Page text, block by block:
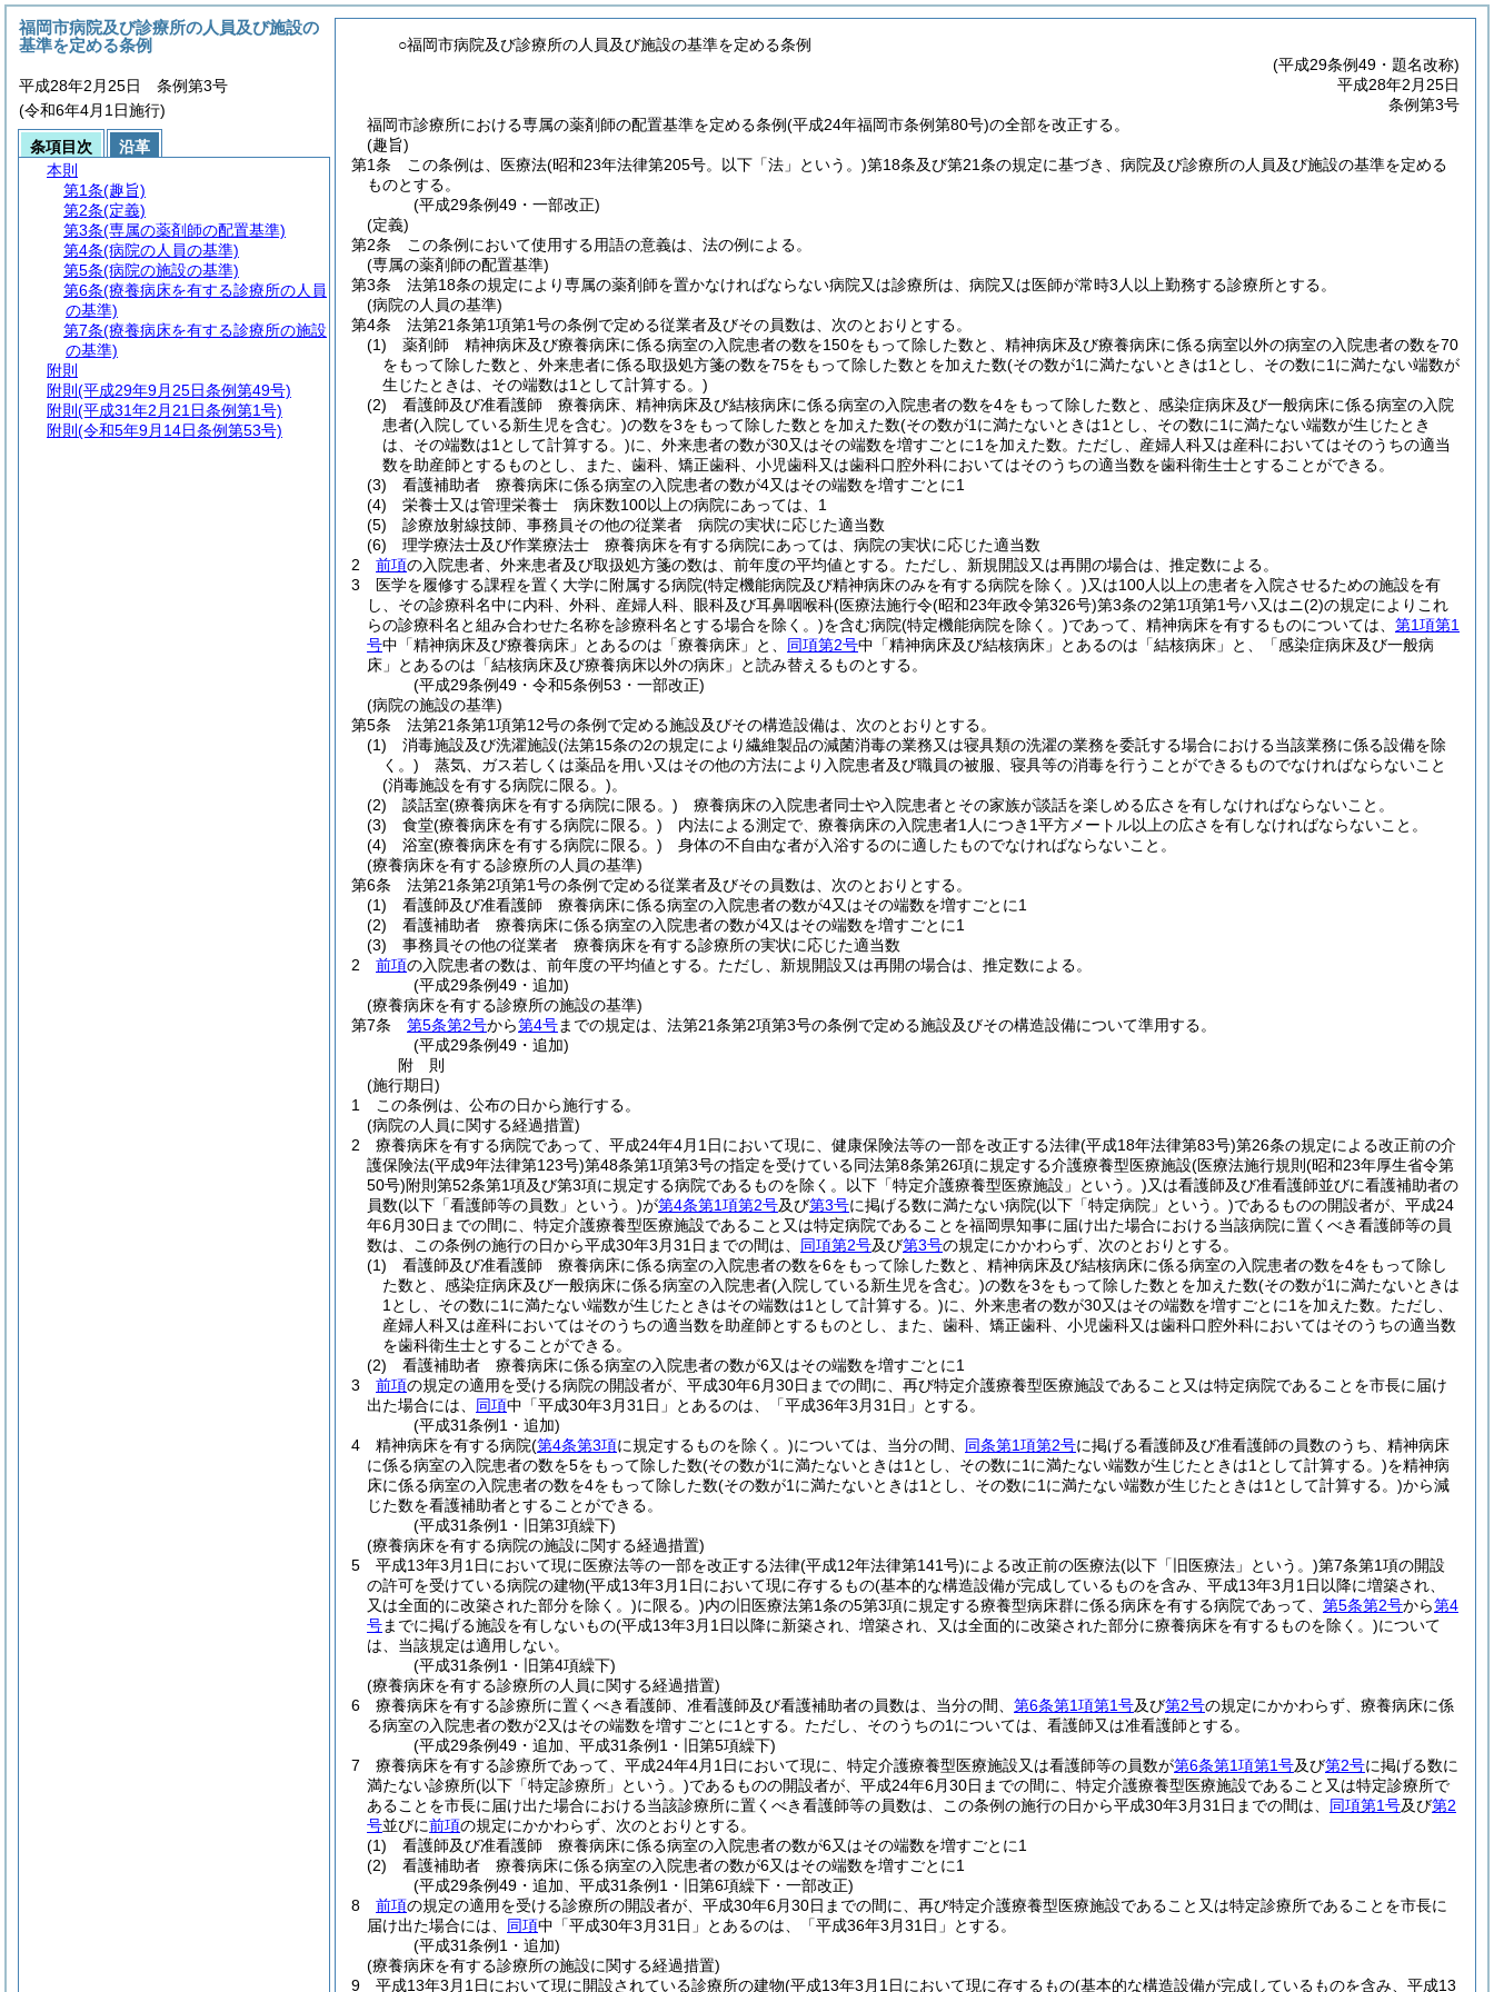
○福岡市病院及び診療所の人員及び施設の基準を定める条例
(平成29条例49・題名改称)
平成28年2月25日
条例第3号
福岡市診療所における専属の薬剤師の配置基準を定める条例(平成24年福岡市条例第80号)の全部を改正する。
(趣旨)
第1条
この条例は、医療法(昭和23年法律第205号。以下「法」という。)第18条及び第21条の規定に基づき、病院及び診療所の人員及び施設の基準を定める
ものとする。
(平成29条例49・一部改正)
(定義)
第2条
この条例において使用する用語の意義は、法の例による。
(専属の薬剤師の配置基準)
第3条
法第18条の規定により専属の薬剤師を置かなければならない病院又は診療所は、病院又は医師が常時3人以上勤務する診療所とする。
(病院の人員の基準)
第4条
法第21条第1項第1号の条例で定める従業者及びその員数は、次のとおりとする。
(1)
薬剤師 精神病床及び療養病床に係る病室の入院患者の数を150をもって除した数と、精神病床及び療養病床に係る病室以外の病室の入院患者の数を70
をもって除した数と、外来患者に係る取扱処方箋の数を75をもって除した数とを加えた数(その数が1に満たないときは1とし、その数に1に満たない端数が
生じたときは、その端数は1として計算する。)
(2)
看護師及び准看護師 療養病床、精神病床及び結核病床に係る病室の入院患者の数を4をもって除した数と、感染症病床及び一般病床に係る病室の入院
患者(入院している新生児を含む。)の数を3をもって除した数とを加えた数(その数が1に満たないときは1とし、その数に1に満たない端数が生じたとき
は、その端数は1として計算する。)に、外来患者の数が30又はその端数を増すごとに1を加えた数。 ただし、産婦人科又は産科においてはそのうちの適当
数を助産師とするものとし、また、歯科、矯正歯科、小児歯科又は歯科口腔外科においてはそのうちの適当数を歯科衛生士とすることができる。
(3)
看護補助者 療養病床に係る病室の入院患者の数が4又はその端数を増すごとに1
(4)
栄養士又は管理栄養士 病床数100以上の病院にあっては、1
(5)
診療放射線技師、事務員その他の従業者 病院の実状に応じた適当数
(6)
理学療法士及び作業療法士 療養病床を有する病院にあっては、病院の実状に応じた適当数
2
前項の入院患者、外来患者及び取扱処方箋の数は、前年度の平均値とする。 ただし、新規開設又は再開の場合は、推定数による。
3
医学を履修する課程を置く大学に附属する病院(特定機能病院及び精神病床のみを有する病院を除く。)又は100人以上の患者を入院させるための施設を有
し、その診療科名中に内科、外科、産婦人科、眼科及び耳鼻咽喉科(医療法施行令(昭和23年政令第326号)第3条の2第1項第1号ハ又はニ(2)の規定によりこれ
らの診療科名と組み合わせた名称を診療科名とする場合を除く。)を含む病院(特定機能病院を除く。)であって、精神病床を有するものについては、 第1項第1
号中「精神病床及び療養病床」とあるのは「療養病床」と、 同項第2号中「精神病床及び結核病床」とあるのは「結核病床」と、「感染症病床及び一般病
床」とあるのは「結核病床及び療養病床以外の病床」と読み替えるものとする。
(平成29条例49・令和5条例53・一部改正)
(病院の施設の基準)
第5条
法第21条第1項第12号の条例で定める施設及びその構造設備は、次のとおりとする。
(1)
消毒施設及び洗濯施設(法第15条の2の規定により繊維製品の減菌消毒の業務又は寝具類の洗濯の業務を委託する場合における当該業務に係る設備を除
く。) 蒸気、ガス若しくは薬品を用い又はその他の方法により入院患者及び職員の被服、寝具等の消毒を行うことができるものでなければならないこと
(消毒施設を有する病院に限る。)。
(2)
談話室(療養病床を有する病院に限る。) 療養病床の入院患者同士や入院患者とその家族が談話を楽しめる広さを有しなければならないこと。
(3)
食堂(療養病床を有する病院に限る。) 内法による測定で、療養病床の入院患者1人につき1平方メートル以上の広さを有しなければならないこと。
(4)
浴室(療養病床を有する病院に限る。) 身体の不自由な者が入浴するのに適したものでなければならないこと。
(療養病床を有する診療所の人員の基準)
第6条
法第21条第2項第1号の条例で定める従業者及びその員数は、次のとおりとする。
(1)
看護師及び准看護師 療養病床に係る病室の入院患者の数が4又はその端数を増すごとに1
(2)
看護補助者 療養病床に係る病室の入院患者の数が4又はその端数を増すごとに1
(3)
事務員その他の従業者 療養病床を有する診療所の実状に応じた適当数
2
前項の入院患者の数は、前年度の平均値とする。 ただし、新規開設又は再開の場合は、推定数による。
(平成29条例49・追加)
(療養病床を有する診療所の施設の基準)
第7条
第5条第2号から第4号までの規定は、法第21条第2項第3号の条例で定める施設及びその構造設備について準用する。
(平成29条例49・追加)
附 則
(施行期日)
1
この条例は、公布の日から施行する。
(病院の人員に関する経過措置)
2
療養病床を有する病院であって、平成24年4月1日において現に、健康保険法等の一部を改正する法律(平成18年法律第83号)第26条の規定による改正前の介
護保険法(平成9年法律第123号)第48条第1項第3号の指定を受けている同法第8条第26項に規定する介護療養型医療施設(医療法施行規則 (昭和23年厚生省令第
50号)附則第52条第1項及び第3項に規定する病院であるものを除く。以下「特定介護療養型医療施設」という。)又は看護師及び准看護師並びに看護補助者の
員数(以下「看護師等の員数」という。)が第4条第1項第2号及び第3号に掲げる数に満たない病院(以下「特定病院」という。)であるものの開設者が、平成24
年6月30日までの間に、特定介護療養型医療施設であること又は特定病院であることを福岡県知事に届け出た場合における当該病院に置くべき看護師等の員
数は、この条例の施行の日から平成30年3月31日までの間は、 同項第2号及び第3号の規定にかかわらず、次のとおりとする。
(1)
看護師及び准看護師 療養病床に係る病室の入院患者の数を6をもって除した数と、精神病床及び結核病床に係る病室の入院患者の数を4をもって除し
た数と、感染症病床及び一般病床に係る病室の入院患者(入院している新生児を含む。)の数を3をもって除した数とを加えた数(その数が1に満たないときは
1とし、その数に1に満たない端数が生じたときはその端数は1として計算する。)に、外来患者の数が30又はその端数を増すごとに1を加えた数。 ただし、
産婦人科又は産科においてはそのうちの適当数を助産師とするものとし、また、歯科、矯正歯科、小児歯科又は歯科口腔外科においてはそのうちの適当数
を歯科衛生士とすることができる。
(2)
看護補助者 療養病床に係る病室の入院患者の数が6又はその端数を増すごとに1
3
前項の規定の適用を受ける病院の開設者が、平成30年6月30日までの間に、再び特定介護療養型医療施設であること又は特定病院であることを市長に届け
出た場合には、 同項中「平成30年3月31日」とあるのは、「平成36年3月31日」とする。
(平成31条例1・追加)
4
精神病床を有する病院(第4条第3項に規定するものを除く。)については、当分の間、 同条第1項第2号に掲げる看護師及び准看護師の員数のうち、精神病床
に係る病室の入院患者の数を5をもって除した数(その数が1に満たないときは1とし、その数に1に満たない端数が生じたときは1として計算する。)を精神病
床に係る病室の入院患者の数を4をもって除した数(その数が1に満たないときは1とし、その数に1に満たない端数が生じたときは1として計算する。)から減
じた数を看護補助者とすることができる。
(平成31条例1・旧第3項繰下)
(療養病床を有する病院の施設に関する経過措置)
5
平成13年3月1日において現に医療法等の一部を改正する法律(平成12年法律第141号)による改正前の医療法(以下「旧医療法」という。)第7条第1項の開設
の許可を受けている病院の建物(平成13年3月1日において現に存するもの(基本的な構造設備が完成しているものを含み、平成13年3月1日以降に増築され、
又は全面的に改築された部分を除く。)に限る。)内の旧医療法第1条の5第3項に規定する療養型病床群に係る病床を有する病院であって、 第5条第2号から第4
号までに掲げる施設を有しないもの(平成13年3月1日以降に新築され、増築され、又は全面的に改築された部分に療養病床を有するものを除く。)について
は、当該規定は適用しない。
(平成31条例1・旧第4項繰下)
(療養病床を有する診療所の人員に関する経過措置)
6
療養病床を有する診療所に置くべき看護師、准看護師及び看護補助者の員数は、当分の間、 第6条第1項第1号及び第2号の規定にかかわらず、療養病床に係
る病室の入院患者の数が2又はその端数を増すごとに1とする。 ただし、そのうちの1については、看護師又は准看護師とする。
(平成29条例49・追加、平成31条例1・旧第5項繰下)
7
療養病床を有する診療所であって、平成24年4月1日において現に、特定介護療養型医療施設又は看護師等の員数が第6条第1項第1号及び第2号に掲げる数に
満たない診療所(以下「特定診療所」という。)であるものの開設者が、平成24年6月30日までの間に、特定介護療養型医療施設であること又は特定診療所で
あることを市長に届け出た場合における当該診療所に置くべき看護師等の員数は、この条例の施行の日から平成30年3月31日までの間は、 同項第1号及び第2
号並びに前項の規定にかかわらず、次のとおりとする。
(1)
看護師及び准看護師 療養病床に係る病室の入院患者の数が6又はその端数を増すごとに1
(2)
看護補助者 療養病床に係る病室の入院患者の数が6又はその端数を増すごとに1
(平成29条例49・追加、平成31条例1・旧第6項繰下・一部改正)
8
前項の規定の適用を受ける診療所の開設者が、平成30年6月30日までの間に、再び特定介護療養型医療施設であること又は特定診療所であることを市長に
届け出た場合には、 同項中「平成30年3月31日」とあるのは、「平成36年3月31日」とする。
(平成31条例1・追加)
(療養病床を有する診療所の施設に関する経過措置)
9
平成13年3月1日において現に開設されている診療所の建物(平成13年3月1日において現に存するもの(基本的な構造設備が完成しているものを含み、平成13
福岡市病院及び診療所の人員及び施設の
基準を定める条例
平成28年2月25日 条例第3号
(令和6年4月1日施行)
条項目次
沿革
本則
第1条(趣旨)
第2条(定義)
第3条(専属の薬剤師の配置基準)
第4条(病院の人員の基準)
第5条(病院の施設の基準)
第6条(療養病床を有する診療所の人員
の基準)
第7条(療養病床を有する診療所の施設
の基準)
附則
附則 (平成29年9月25日条例第49号)
附則 (平成31年2月21日条例第1号)
附則 (令和5年9月14日条例第53号)